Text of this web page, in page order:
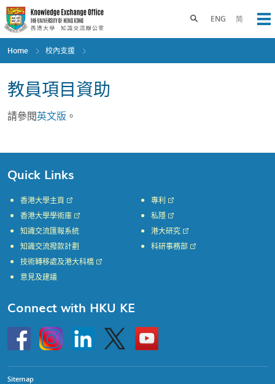
Skip
to
main
content
ENG 简
Toggle search panel
Home 校內支援
教員項目資助
請參閱英文版 。
Quick Links
香港大學主頁
香港大學學術庫
知識交流匯報系統
知識交流撥款計劃
專利
私隱
港大研究
科研事務部
技術轉移處及港大科橋
意見及建議
Connect with HKU KE
HKU
InstagramLinkedin Twitter
Go
to
HKU
Sitemap